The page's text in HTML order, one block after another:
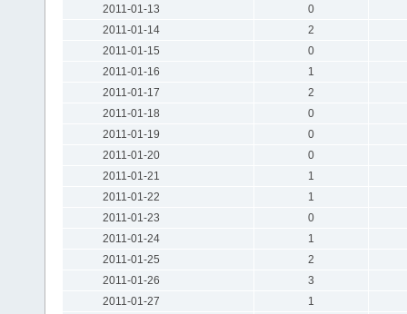
2011-01-13
0
2011-01-14
2
2011-01-15
0
2011-01-16
1
2011-01-17
2
2011-01-18
0
2011-01-19
0
2011-01-20
0
2011-01-21
1
2011-01-22
1
2011-01-23
0
2011-01-24
1
2011-01-25
2
2011-01-26
3
2011-01-27
1